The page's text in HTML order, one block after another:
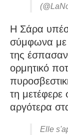
Η Σάρα
σύμφωνα με
της έσπασαν
ορμητικό
τη μετέφερε
αργότερα
Elle